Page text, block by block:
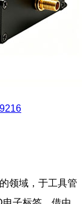
领域，于工具管